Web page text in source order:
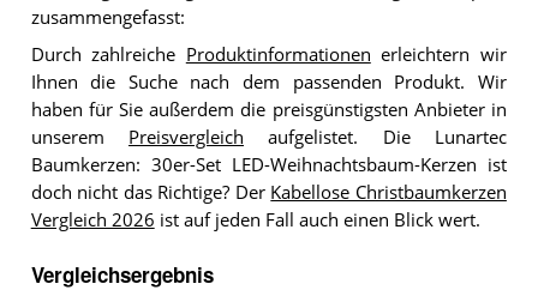
zusammengefasst:
Durch zahlreiche Produktinformationen erleichtern wir
Ihnen die Suche nach dem passenden Produkt. Wir
haben für Sie außerdem die preisgünstigsten Anbieter in
unserem Preisvergleich aufgelistet. Die Lunartec
Baumkerzen: 30er-Set LED-Weihnachtsbaum-Kerzen ist
doch nicht das Richtige? Der Kabellose Christbaumkerzen
Vergleich 2026 ist auf jeden Fall auch einen Blick wert.
Vergleichsergebnis